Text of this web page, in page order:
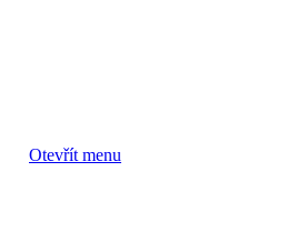
Otevřít menu